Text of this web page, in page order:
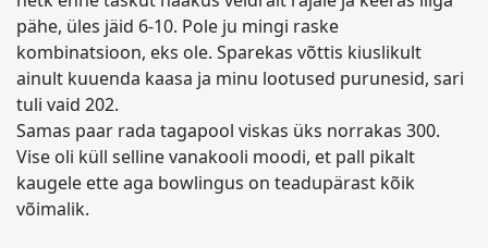
pähe, üles jäid 6-10. Pole ju mingi raske
kombinatsioon, eks ole. Sparekas võttis kiuslikult
ainult kuuenda kaasa ja minu lootused purunesid, sari
tuli vaid 202.
Samas paar rada tagapool viskas üks norrakas 300.
Vise oli küll selline vanakooli moodi, et pall pikalt
kaugele ette aga bowlingus on teadupärast kõik
võimalik.